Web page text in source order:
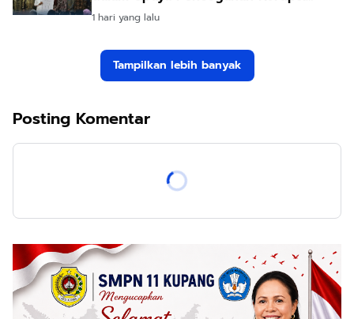
serta Penguatan Ekonomi Daerah
1 hari yang lalu
Tampilkan lebih banyak
Posting Komentar